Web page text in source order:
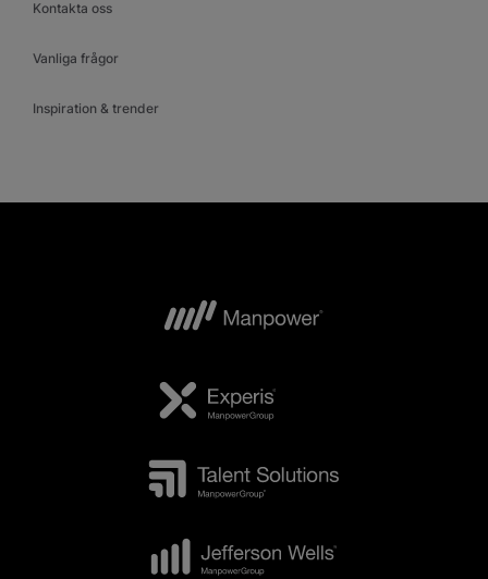
Kontakta oss
Vanliga frågor
Inspiration & trender